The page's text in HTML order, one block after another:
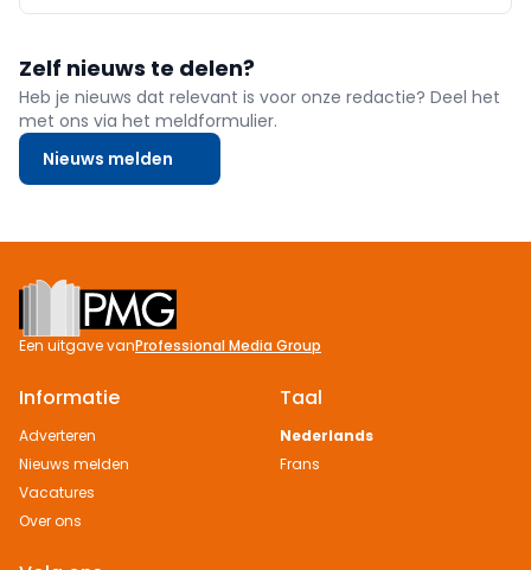
Zelf nieuws te delen?
Heb je nieuws dat relevant is voor onze redactie? Deel het
met ons via het meldformulier.
Nieuws melden
Footer
Een uitgave vanProfessional Media Group
Informatie
Adverteren
Nieuws melden
Vacatures
Over ons
Taal
Nederlands
Frans